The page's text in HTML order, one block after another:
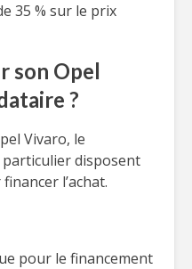
35 % sur le prix
son Opel
?
Vivaro, le
disposent
l’achat.
pour le financement